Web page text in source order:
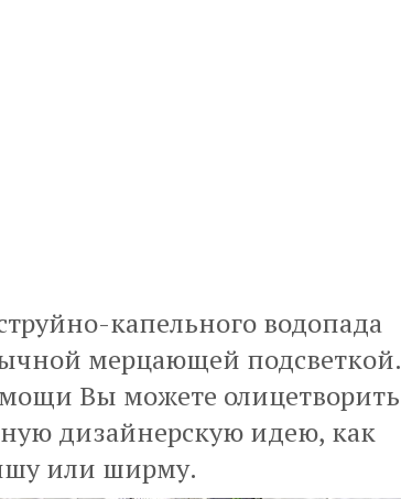
капельного водопада
мерцающей подсветкой.
Вы можете олицетворить
дизайнерскую идею, как
или ширму.